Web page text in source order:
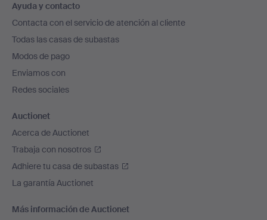
en
el
pie
de
página
Ayuda y contacto
Contacta con el servicio de atención al cliente
Todas las casas de subastas
Modos de pago
Enviamos con
Redes sociales
Auctionet
Acerca de Auctionet
Trabaja con nosotros
Adhiere tu casa de subastas
La garantía Auctionet
Más información de Auctionet